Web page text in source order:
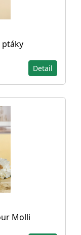
ptáky
Detail
Molli